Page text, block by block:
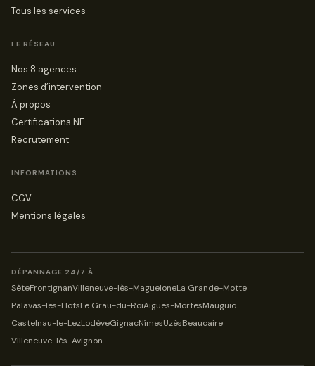
Tous les services
LE RÉSEAU
Nos 8 agences
Zones d’intervention
À propos
Certifications NF
Recrutement
INFORMATIONS
CGV
Mentions légales
DÉPANNAGE 24/7 À
SèteFrontignanVilleneuve-lès-MagueloneLa Grande-Motte
Palavas-les-FlotsLe Grau-du-RoiAigues-MortesMauguio
Castelnau-le-LezLodèveGignacNîmesUzèsBeaucaire
Villeneuve-lès-Avignon